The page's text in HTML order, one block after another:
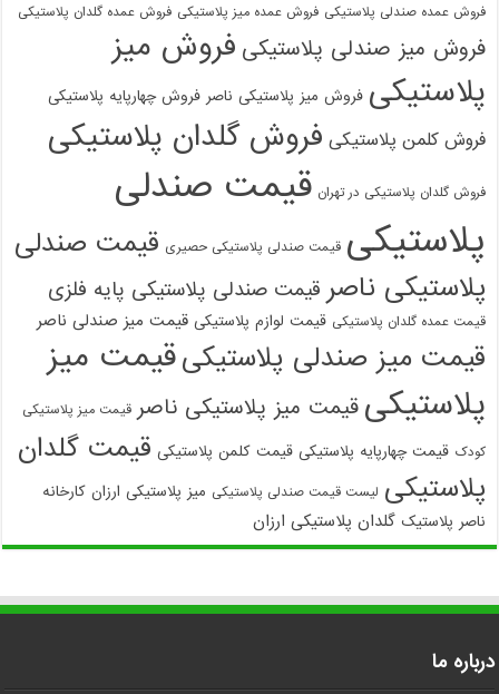
فروش عمده صندلی پلاستیکی فروش عمده میز پلاستیکی فروش عمده گلدان پلاستیکی
فروش میز صندلی پلاستیکی فروش میز
پلاستیکی فروش میز پلاستیکی ناصر فروش چهارپایه پلاستیکی
فروش کلمن پلاستیکی فروش گلدان پلاستیکی
فروش گلدان پلاستیکی در تهران قیمت صندلی
پلاستیکی قیمت صندلی پلاستیکی حصیری قیمت صندلی
پلاستیکی ناصر قیمت صندلی پلاستیکی پایه فلزی
قیمت عمده گلدان پلاستیکی قیمت لوازم پلاستیکی قیمت میز صندلی ناصر
قیمت میز صندلی پلاستیکیقیمت میز
پلاستیکی قیمت میز پلاستیکی ناصر قیمت میز پلاستیکی
کودک قیمت چهارپایه پلاستیکی قیمت کلمن پلاستیکی قیمت گلدان
پلاستیکی لیست قیمت صندلی پلاستیکی میز پلاستیکی ارزان کارخانه
ناصر پلاستیک گلدان پلاستیکی ارزان
درباره ما